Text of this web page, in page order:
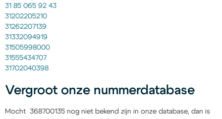
31 85 065 92 43
31202205210
31262207139
31332094919
31505998000
31555434707
31702040398
Vergroot onze nummerdatabase
Mocht 368700135 nog niet bekend zijn in onze database, dan is